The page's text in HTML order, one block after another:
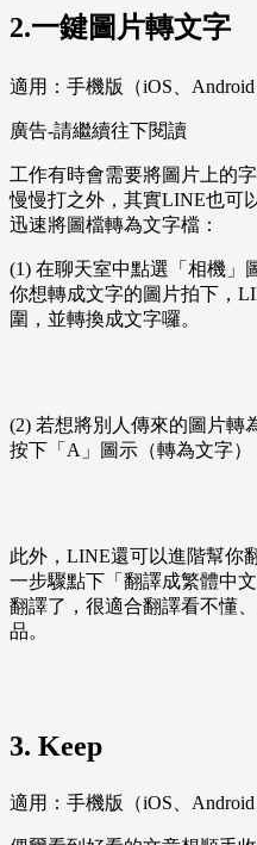
2.一鍵圖片轉文字
適用：手機版（iOS、
廣告-請繼續往下閱讀
工作有時會需要將圖片上的
慢慢打之外，其實LINE也可
迅速將圖檔轉為文字檔：
(1) 在聊天室中點選「相機」
你想轉成文字的圖片拍下，
圍，並轉換成文字囉。
(2) 若想將別人傳來的圖片轉
按下「A」圖示（轉為文字）
此外，LINE還可以進階幫你
一步驟點下「翻譯成繁體中
翻譯了，很適合翻譯看不懂
品。
3. Keep
適用：手機版（iOS、